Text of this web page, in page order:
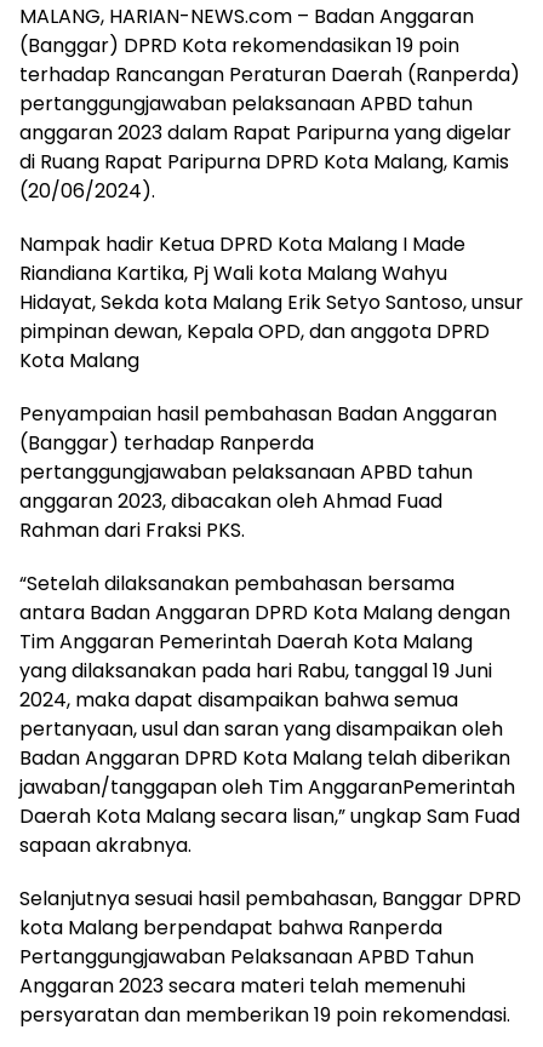
MALANG, HARIAN-NEWS.com – Badan Anggaran
(Banggar) DPRD Kota rekomendasikan 19 poin
terhadap Rancangan Peraturan Daerah (Ranperda)
pertanggungjawaban pelaksanaan APBD tahun
anggaran 2023 dalam Rapat Paripurna yang digelar
di Ruang Rapat Paripurna DPRD Kota Malang, Kamis
(20/06/2024).
Nampak hadir Ketua DPRD Kota Malang I Made
Riandiana Kartika, Pj Wali kota Malang Wahyu
Hidayat, Sekda kota Malang Erik Setyo Santoso, unsur
pimpinan dewan, Kepala OPD, dan anggota DPRD
Kota Malang
Penyampaian hasil pembahasan Badan Anggaran
(Banggar) terhadap Ranperda
pertanggungjawaban pelaksanaan APBD tahun
anggaran 2023, dibacakan oleh Ahmad Fuad
Rahman dari Fraksi PKS.
“Setelah dilaksanakan pembahasan bersama
antara Badan Anggaran DPRD Kota Malang dengan
Tim Anggaran Pemerintah Daerah Kota Malang
yang dilaksanakan pada hari Rabu, tanggal 19 Juni
2024, maka dapat disampaikan bahwa semua
pertanyaan, usul dan saran yang disampaikan oleh
Badan Anggaran DPRD Kota Malang telah diberikan
jawaban/tanggapan oleh Tim AnggaranPemerintah
Daerah Kota Malang secara lisan,” ungkap Sam Fuad
sapaan akrabnya.
Selanjutnya sesuai hasil pembahasan, Banggar DPRD
kota Malang berpendapat bahwa Ranperda
Pertanggungjawaban Pelaksanaan APBD Tahun
Anggaran 2023 secara materi telah memenuhi
persyaratan dan memberikan 19 poin rekomendasi.